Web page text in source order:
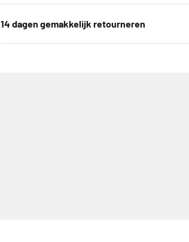
14 dagen gemakkelijk retourneren